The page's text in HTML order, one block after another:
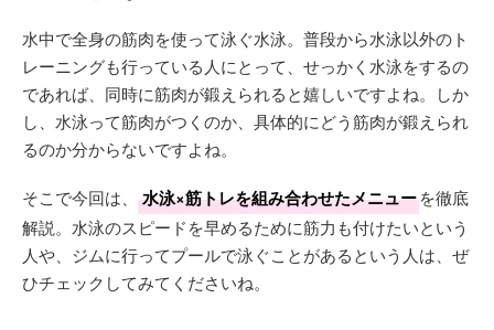
水中で全身の筋肉を使って泳ぐ水泳。普段から水泳以外のト
レーニングも行っている人にとって、せっかく水泳をするの
であれば、同時に筋肉が鍛えられると嬉しいですよね。しか
し、水泳って筋肉がつくのか、具体的にどう筋肉が鍛えられ
るのか分からないですよね。
そこで今回は、 水泳×筋トレを組み合わせたメニューを徹底
解説。水泳のスピードを早めるために筋力も付けたいという
人や、ジムに行ってプールで泳ぐことがあるという人は、ぜ
ひチェックしてみてくださいね。